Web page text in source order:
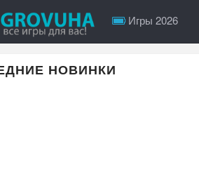
Игры 2026
НОВИНКИ